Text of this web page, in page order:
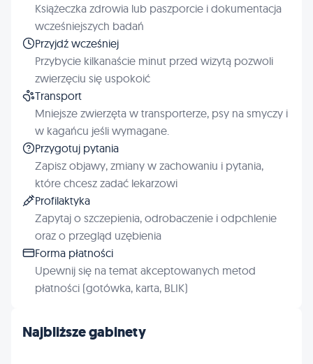
Najbliższe gabinety
Książeczka zdrowia lub paszporcie i dokumentacja
wcześniejszych badań
Przyjdź wcześniej
Przybycie kilkanaście minut przed wizytą pozwoli
zwierzęciu się uspokoić
Transport
Mniejsze zwierzęta w transporterze, psy na smyczy i
w kagańcu jeśli wymagane.
Przygotuj pytania
Zapisz objawy, zmiany w zachowaniu i pytania,
które chcesz zadać lekarzowi
Profilaktyka
Zapytaj o szczepienia, odrobaczenie i odpchlenie
oraz o przegląd uzębienia
Forma płatności
Upewnij się na temat akceptowanych metod
płatności (gotówka, karta, BLIK)